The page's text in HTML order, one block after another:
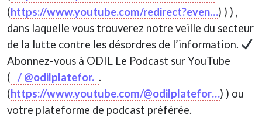
(https://www.youtube.com/redirect?even…) ) ) ,
dans laquelle vous trouverez notre veille du secteur
de la lutte contre les désordres de l’information.
Abonnez-vous à ODIL Le Podcast sur YouTube
( / @odilplatefor. .
(https://www.youtube.com/@odilplatefor…) ) ou
votre plateforme de podcast préférée.